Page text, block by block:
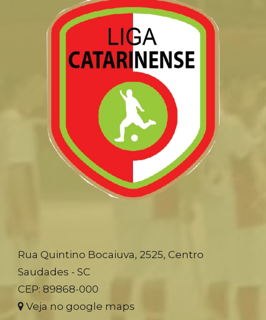
Rua Quintino Bocaiuva, 2525, Centro
Saudades - SC
CEP: 89868-000
Veja no google maps